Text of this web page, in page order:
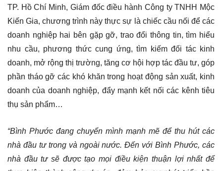
TP. Hồ Chí Minh, Giám đốc điều hành Công ty TNHH Mộc
Kiến Gia, chương trình này thực sự là chiếc cầu nối để các
doanh nghiệp hai bên gặp gỡ, trao đổi thông tin, tìm hiểu
nhu cầu, phương thức cung ứng, tìm kiếm đối tác kinh
doanh, mở rộng thị trường, tăng cơ hội hợp tác đầu tư, góp
phần tháo gỡ các khó khăn trong hoạt động sản xuất, kinh
doanh của doanh nghiệp, đẩy mạnh kết nối các kênh tiêu
thụ sản phẩm…
“Bình Phước đang chuyển mình mạnh mẽ để thu hút các
nhà đầu tư trong và ngoài nước. Đến với Bình Phước, các
nhà đầu tư sẽ được tạo mọi điều kiện thuận lợi nhất để